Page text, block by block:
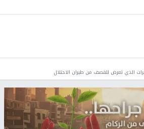
الذي تعرض للقصف من طيران الاحتلال